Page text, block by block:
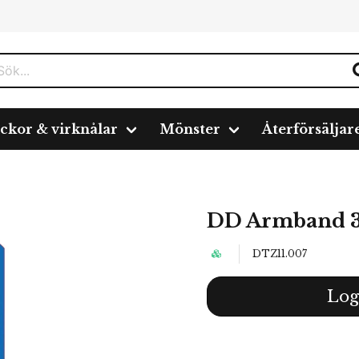
& virknålar Mönster
DD Armband
DTZ11.007